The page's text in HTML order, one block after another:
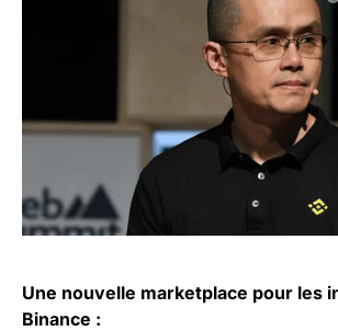
Une nouvelle marketplace pour les
Binance :